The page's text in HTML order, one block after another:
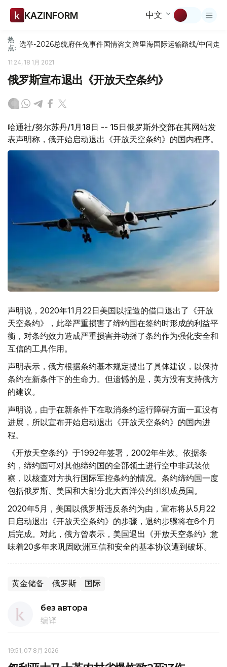
KAZINFORM 中文
热
点: 选举-2026总统府任免事件国情咨文跨里海国际运输路线/中间走廊
11:24, 18 1月 2021
俄罗斯宣布退出《开放天空条约》
哈通社/努尔苏丹/1月18日 -- 15日俄罗斯外交部在其网站发
表声明称，俄开始启动退出《开放天空条约》的国内程序。
声明说，2020年11月22日美国以捏造的借口退出了《开放
天空条约》，此举严重损害了缔约国在签约时形成的利益平
衡，对条约效力造成严重损害并动摇了条约作为强化安全和
互信的工具作用。
声明表示，俄方根据条约基本规定提出了具体建议，以保持
条约在新条件下的生命力。但遗憾的是，美方没有支持俄方
的建议。
声明说，由于在新条件下在取消条约运行障碍方面一直没有
进展，所以宣布开始启动退出《开放天空条约》的国内进
程。
《开放天空条约》于1992年签署，2002年生效。依据条
约，缔约国可对其他缔约国的全部领土进行空中非武装侦
察，以核查对方执行国际军控条约的情况。条约缔约国一度
包括俄罗斯、美国和大部分北大西洋公约组织成员国。
2020年5月，美国以俄罗斯违反条约为由，宣布将从5月22
日启动退出《开放天空条约》的步骤，退约步骤将在6个月
后完成。对此，俄方曾表示，美国退出《开放天空条约》意
味着20多年来巩固欧洲互信和安全的基本协议遭到破坏。
黄金储备 俄罗斯 国际
без автора
编译
19:51, 07 8月 2026